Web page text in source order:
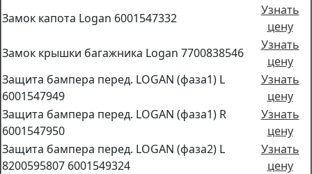
Замок капота Logan 6001547332
Узнать
цену
Замок крышки багажника Logan 7700838546
Узнать
цену
Защита бампера перед. LOGAN (фаза1) L
6001547949
Узнать
цену
Защита бампера перед. LOGAN (фаза1) R
6001547950
Узнать
цену
Защита бампера перед. LOGAN (фаза2) L
8200595807 6001549324
Узнать
цену